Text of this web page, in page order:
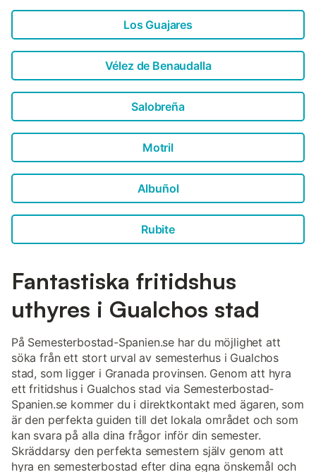
Los Guajares
Vélez de Benaudalla
Salobreña
Motril
Albuñol
Rubite
Fantastiska fritidshus
uthyres i Gualchos stad
På Semesterbostad-Spanien.se har du möjlighet att
söka från ett stort urval av semesterhus i Gualchos
stad, som ligger i Granada provinsen. Genom att hyra
ett fritidshus i Gualchos stad via Semesterbostad-
Spanien.se kommer du i direktkontakt med ägaren, som
är den perfekta guiden till det lokala området och som
kan svara på alla dina frågor inför din semester.
Skräddarsy den perfekta semestern själv genom att
hyra en semesterbostad efter dina egna önskemål och